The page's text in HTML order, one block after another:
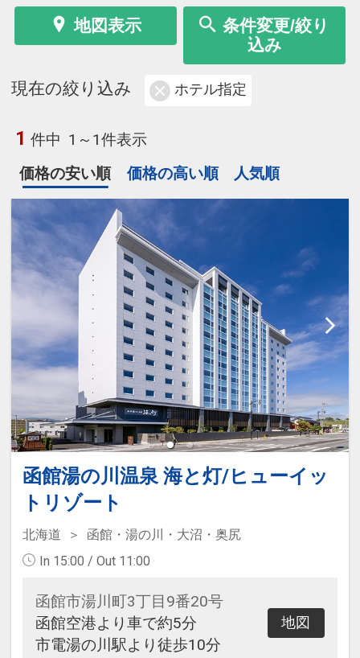
地図表示
条件変更/絞り
込み
現在の絞り込み ホテル指定
1 件中 1～1件表示
価格の安い順
価格の高い順 人気順
函館湯の川温泉 海と灯/ヒューイッ
トリゾート
北海道
函館・湯の川・大沼・奥尻
In 15:00 / Out 11:00
函館市湯川町3丁目9番20号
函館空港より車で約5分
市電湯の川駅より徒歩10分
地図